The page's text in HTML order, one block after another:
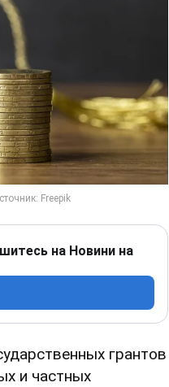
на Новини на
грантов
и частных